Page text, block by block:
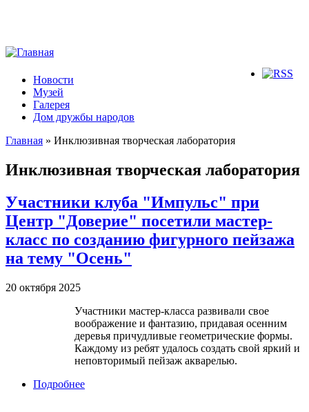
Новости
Музей
Галерея
Дом дружбы народов
Главная » Инклюзивная творческая лаборатория
Инклюзивная творческая лаборатория
Участники клуба "Импульс" при
Центр "Доверие" посетили мастер-
класс по созданию фигурного пейзажа
на тему "Осень"
20 октября 2025
Участники мастер-класса развивали свое
воображение и фантазию, придавая осенним
деревья причудливые геометрические формы.
Каждому из ребят удалось создать свой яркий и
неповторимый пейзаж акварелью.
Подробнее